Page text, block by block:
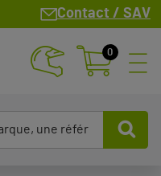
Contact / SAV
0